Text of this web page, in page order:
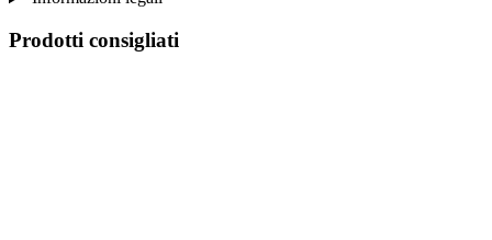
Prodotti consigliati